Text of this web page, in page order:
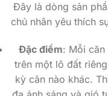
Đây là dòng sản
chủ nhân yêu thích
Đặc điểm: Mỗi
trên một lô đất
kỳ căn nào khác.